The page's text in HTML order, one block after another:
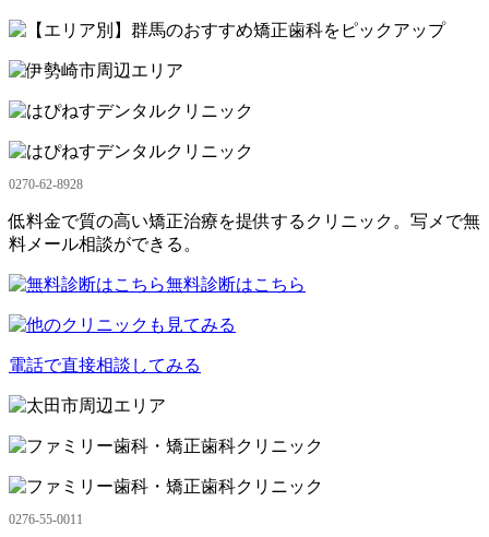
0270-62-8928
低料金で質の高い矯正治療を提供するクリニック。写メで無
料メール相談ができる。
無料診断はこちら
電話で直接相談してみる
0276-55-0011